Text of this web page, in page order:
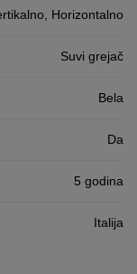
Horizontalno
Suvi grejač
Bela
Da
5 godina
Italija